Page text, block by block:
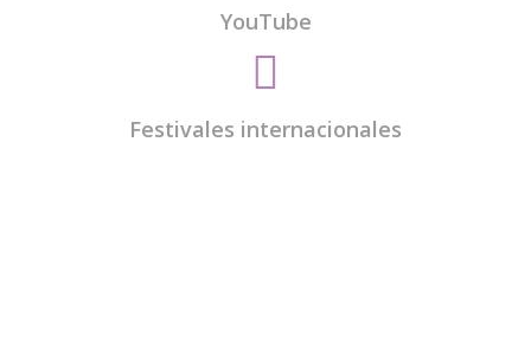
YouTube
Festivales internacionales